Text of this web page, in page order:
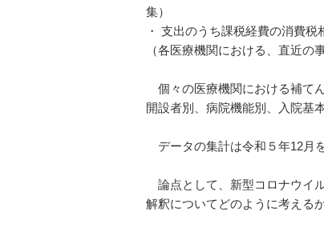
集）
・ 支出のうち課税経費の消費
（各医療機関における、直近の
個々の医療機関における補て
開設者別、病院機能別、入院基
データの集計は令和５年12月
論点として、新型コロナウイ
解釈についてどのように考える